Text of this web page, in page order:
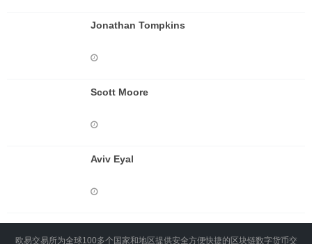
Jonathan Tompkins
Scott Moore
Aviv Eyal
欧易交易所为全球100多个国家和地区提供安全方便快捷的区块链数字货币交